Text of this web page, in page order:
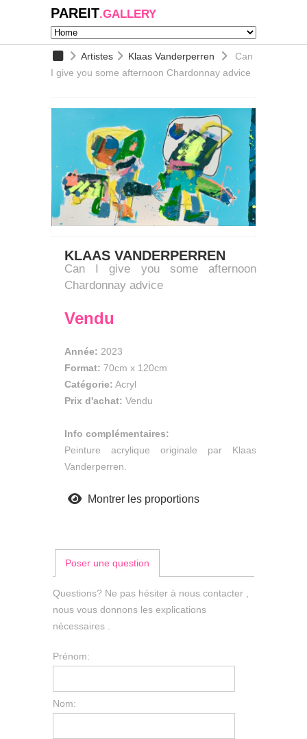
PAREIT.GALLERY
Artistes Klaas Vanderperren
Can
I give you some afternoon Chardonnay advice
KLAAS VANDERPERREN
Can I give you some afternoon
Chardonnay advice
Vendu
Année: 2023
Format: 70cm x 120cm
Catégorie: Acryl
Prix d'achat: Vendu
Info complémentaires:
Peinture acrylique originale par Klaas
Vanderperren.
Montrer les proportions
Poser une question
Questions? Ne pas hésiter à nous contacter ,
nous vous donnons les explications
nécessaires .
Prénom:
Nom: